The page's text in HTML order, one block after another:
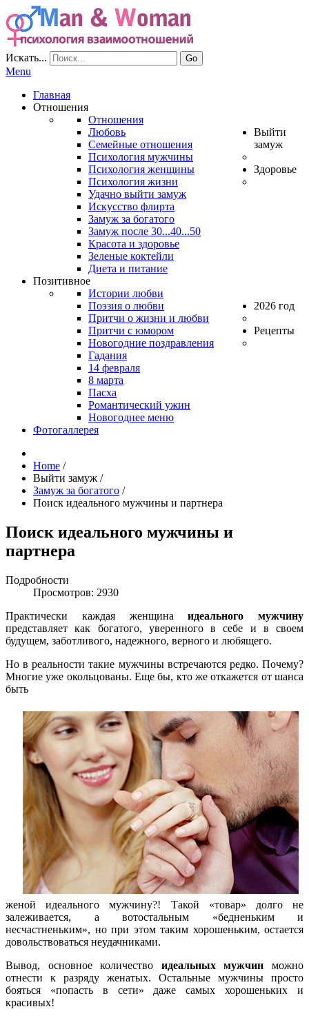
Искать... Go
Menu
Главная
Отношения
Отношения
Любовь
Семейные отношения
Психология мужчины
Психология женщины
Психология жизни
Выйти
замуж
Удачно выйти замуж
Искусство флирта
Замуж за богатого
Замуж после 30...40...50
Здоровье
Красота и здоровье
Зеленые коктейли
Диета и питание
Позитивное
Истории любви
Поэзия о любви
Притчи о жизни и любви
Притчи с юмором
2026 год
Новогодние поздравления
Гадания
14 февраля
8 марта
Рецепты
Пасха
Романтический ужин
Новогоднее меню
Фотогаллерея
Home /
Выйти замуж /
Замуж за богатого /
Поиск идеального мужчины и партнера
Поиск идеального мужчины и
партнера
Подробности
Просмотров: 2930
Практически каждая женщинаидеального мужчину
представляет как богатого, уверенного в себе и в своем
будущем, заботливого, надежного, верного и любящего.
Но в реальности такие мужчины встречаются редко. Почему?
Многие уже окольцованы. Еще бы, кто же откажется от шанса
быть
женой идеального мужчину?! Такой «товар» долго не
залеживается, а вотостальным «бедненьким и
несчастненьким», но при этом таким хорошеньким, остается
довольствоваться неудачниками.
Вывод, основное количество идеальных мужчин можно
отнести к разряду женатых. Остальные мужчины просто
бояться «попасть в сети» даже самых хорошеньких и
красивых!